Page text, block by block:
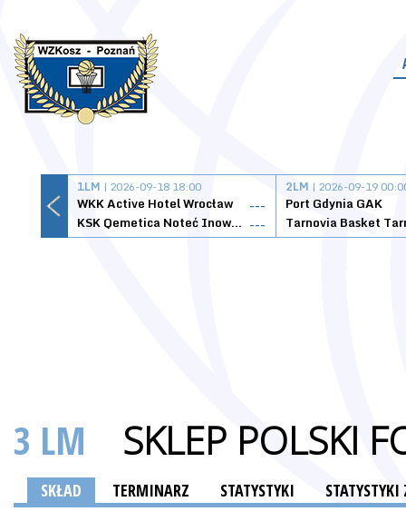
1LM | 2026-09-18 18:00
WKK Active Hotel Wrocław
---
KSK Qemetica Noteć Inowrocław ---
2LM | 2026-09-19
Port Gdynia GAK
3 LM SKLEP POLSKI
SKŁAD TERMINARZ STATYSTYKI